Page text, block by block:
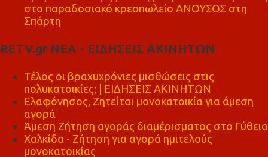
στο παραδοσιακό κρεοπωλείο ΑΝΟΥΣΟΣ στη
Σπάρτη
RETV.gr ΝΕΑ - ΕΙΔΗΣΕΙΣ ΑΚΙΝΗΤΩΝ
Τέλος οι βραχυχρόνιες μισθώσεις στις
πολυκατοικίες; | ΕΙΔΗΣΕΙΣ ΑΚΙΝΗΤΩΝ
Ελαφόνησος, Ζητείται μονοκατοικία για άμεση
αγορά
Άμεση Ζήτηση αγοράς διαμέρισματος στο Γύθειο
Χαλκίδα - Ζήτηση για αγορά ημιτελούς
μονοκατοικίας